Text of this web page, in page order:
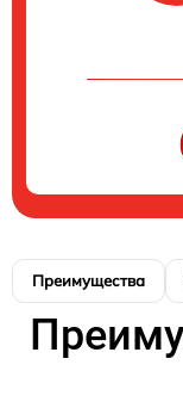
Преимущества